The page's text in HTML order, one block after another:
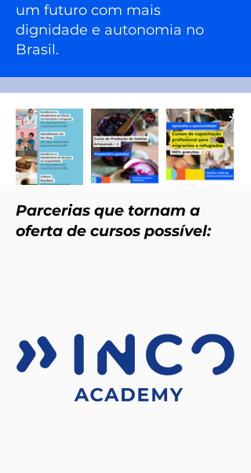
um futuro com mais
dignidade e autonomia no
Brasil.
Parcerias que tornam a
oferta de cursos possível: